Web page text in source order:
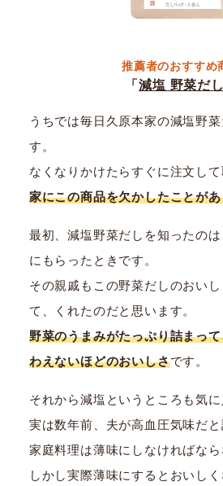
推薦者のおすすめ
「減塩 野菜だし
うちでは毎日久原本家の減塩野
す。
なくなりかけたらすぐに注文して
家にこの商品を欠かしたことが
最初、減塩野菜だしを知ったの
にもらったときです。
その親戚もこの野菜だしのおいし
て、くれたのだと思います。
野菜のうまみがたっぷり詰まっ
わえないほどのおいしさです。
それから減塩というところも気に
実は数年前、夫が高血圧気味だと
家庭料理は薄味にしなければなら
しかし実際薄味にするとおいし